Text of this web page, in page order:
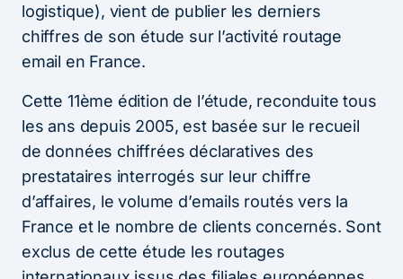
logistique), vient de publier les derniers
chiffres de son étude sur l’activité routage
email en France.
Cette 11ème édition de l’étude, reconduite tous
les ans depuis 2005, est basée sur le recueil
de données chiffrées déclaratives des
prestataires interrogés sur leur chiffre
d’affaires, le volume d’emails routés vers la
France et le nombre de clients concernés. Sont
exclus de cette étude les routages